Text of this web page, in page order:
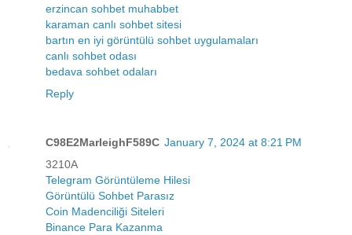
erzincan sohbet muhabbet
karaman canlı sohbet sitesi
bartın en iyi görüntülü sohbet uygulamaları
canlı sohbet odası
bedava sohbet odaları
Reply
C98E2MarleighF589C January 7, 2024 at 8:21 PM
3210A
Telegram Görüntüleme Hilesi
Görüntülü Sohbet Parasız
Coin Madenciliği Siteleri
Binance Para Kazanma